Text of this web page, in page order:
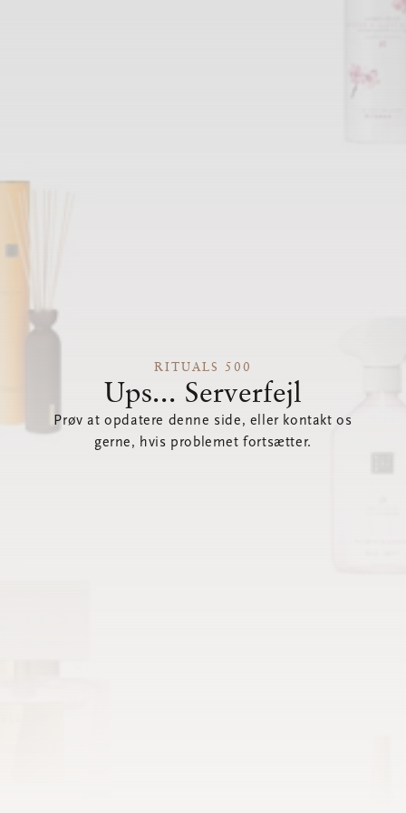
RITUALS 500
Ups... Serverfejl
Prøv at opdatere denne side, eller kontakt os
gerne, hvis problemet fortsætter.